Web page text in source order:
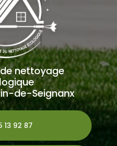
nettoyage
de-Seignanx
13 92 87